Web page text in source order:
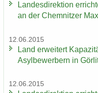
Lan­des­di­rek­ti­on
an der Chem­nit­zer
12.06.2015
Land er­wei­tert
Asyl­be­wer­bern in
12.06.2015